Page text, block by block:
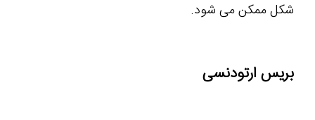
شکل ممکن می شود.
بریس ارتودنسی